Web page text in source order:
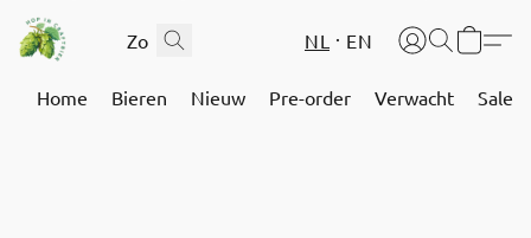
NL EN
Home Bieren Nieuw Pre-order Verwacht Sale